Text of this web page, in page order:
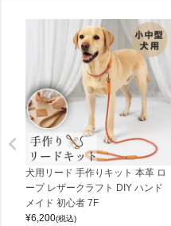
犬用リード 手作りキット 本革 ロ
ープ レザークラフト DIY ハンド
メイド 初心者 7F
¥6,200(税込)